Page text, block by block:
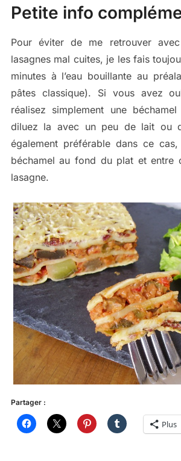
Petite info
Pour éviter de me retrouver
lasagnes mal cuites, je les fais
minutes à l’eau bouillante au
pâtes classique). Si vous avez
réalisez simplement une
diluez la avec un peu de lait ou
également préférable dans ce
béchamel au fond du plat et entre
lasagne.
Partager :
Plus